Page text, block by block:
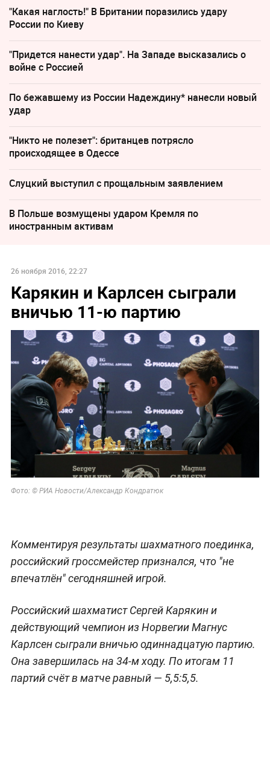
"Какая наглость!" В Британии поразились удару
России по Киеву
"Придется нанести удар". На Западе высказались о
войне с Россией
По бежавшему из России Надеждину* нанесли новый
удар
"Никто не полезет": британцев потрясло
происходящее в Одессе
Слуцкий выступил с прощальным заявлением
В Польше возмущены ударом Кремля по
иностранным активам
26 ноября 2016, 22:27
Карякин и Карлсен сыграли
вничью 11-ю партию
Фото: © РИА Новости/Александр Кондратюк
Комментируя результаты шахматного поединка,
российский гроссмейстер признался, что "не
впечатлён" сегодняшней игрой.
Российский шахматист Сергей Карякин и
действующий чемпион из Норвегии Магнус
Карлсен сыграли вничью одиннадцатую партию.
Она завершилась на 34-м ходу. По итогам 11
партий счёт в матче равный — 5,5:5,5.